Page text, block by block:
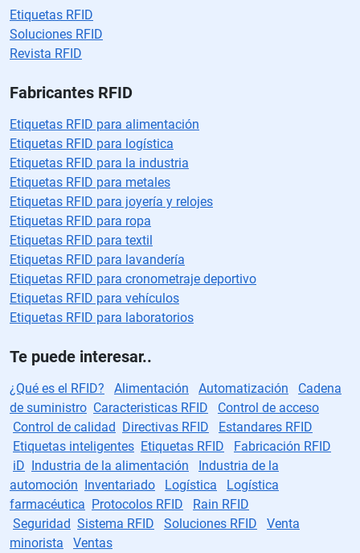
Etiquetas RFID
Soluciones RFID
Revista RFID
Fabricantes RFID
Etiquetas RFID para alimentación
Etiquetas RFID para logística
Etiquetas RFID para la industria
Etiquetas RFID para metales
Etiquetas RFID para joyería y relojes
Etiquetas RFID para ropa
Etiquetas RFID para textil
Etiquetas RFID para lavandería
Etiquetas RFID para cronometraje deportivo
Etiquetas RFID para vehículos
Etiquetas RFID para laboratorios
Te puede interesar..
¿Qué es el RFID? Alimentación Automatización
Cadena
de suministro Caracteristicas RFID
Control de acceso
Control de calidad Directivas RFID
Estandares RFID
Etiquetas inteligentes Etiquetas RFID
Fabricación RFID
iD Industria de la alimentación
Industria de la
automoción Inventariado Logística
Logística
farmacéutica Protocolos RFID
Rain RFID
Seguridad Sistema RFID Soluciones RFID
Venta
minorista
Ventas